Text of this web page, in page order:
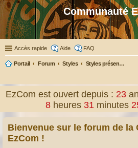
Communauté
Accès rapide Aide FAQ
Portail Forum Styles Styles présentés & traduits
EzCom est ouvert depuis : 23
8 heures 31 minutes
Bienvenue sur le forum de la
EzCom !